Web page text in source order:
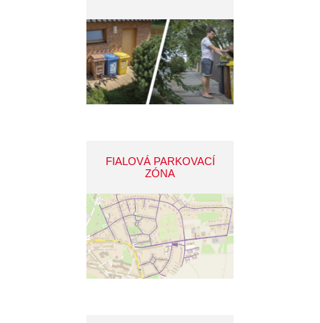
FIALOVÁ PARKOVACÍ
ZÓNA